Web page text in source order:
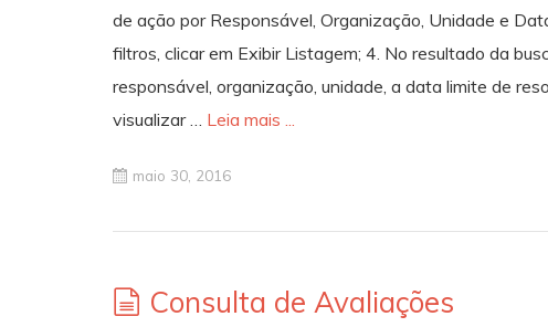
de ação por Responsável, Organização, Unidade e
filtros, clicar em Exibir Listagem; 4. No resultado da
responsável, organização, unidade, a data limite de
visualizar … Leia mais ...
maio 30, 2016
Consulta de Avaliações